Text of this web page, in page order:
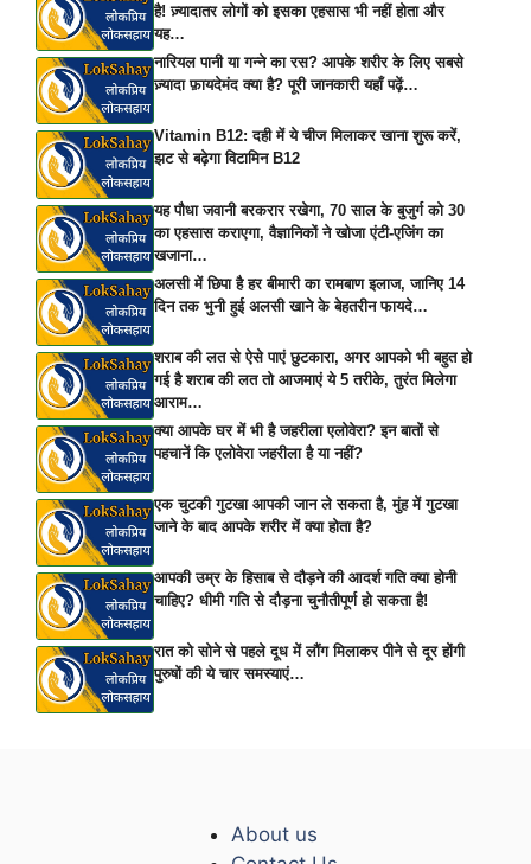
है! ज़्यादातर लोगों को इसका एहसास भी नहीं होता और
यह…
नारियल पानी या गन्ने का रस? आपके शरीर के लिए सबसे
ज़्यादा फ़ायदेमंद क्या है? पूरी जानकारी यहाँ पढ़ें…
Vitamin B12: दही में ये चीज मिलाकर खाना शुरू करें,
झट से बढ़ेगा विटामिन B12
यह पौधा जवानी बरकरार रखेगा, 70 साल के बुजुर्ग को 30
का एहसास कराएगा, वैज्ञानिकों ने खोजा एंटी-एजिंग का
खजाना…
अलसी में छिपा है हर बीमारी का रामबाण इलाज, जानिए 14
दिन तक भुनी हुई अलसी खाने के बेहतरीन फायदे…
शराब की लत से ऐसे पाएं छुटकारा, अगर आपको भी बहुत हो
गई है शराब की लत तो आजमाएं ये 5 तरीके, तुरंत मिलेगा
आराम…
क्या आपके घर में भी है जहरीला एलोवेरा? इन बातों से
पहचानें कि एलोवेरा जहरीला है या नहीं?
एक चुटकी गुटखा आपकी जान ले सकता है, मुंह में गुटखा
जाने के बाद आपके शरीर में क्या होता है?
आपकी उम्र के हिसाब से दौड़ने की आदर्श गति क्या होनी
चाहिए? धीमी गति से दौड़ना चुनौतीपूर्ण हो सकता है!
रात को सोने से पहले दूध में लौंग मिलाकर पीने से दूर होंगी
पुरुषों की ये चार समस्याएं…
About us